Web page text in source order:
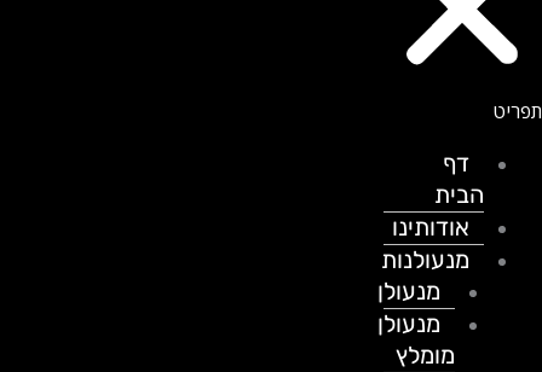
דף
הבית
אודותינו
מנעולנות
מנעולן
מנעולן
מומלץ